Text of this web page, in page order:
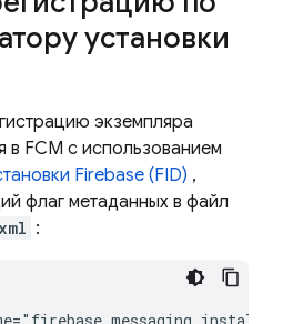
установки
экземпляра
в FCM с использованием
Firebase (FID) ,
флаг метаданных в файл
: